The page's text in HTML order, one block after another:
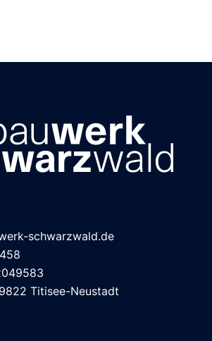
schwarzwald.de
Titisee-Neustadt